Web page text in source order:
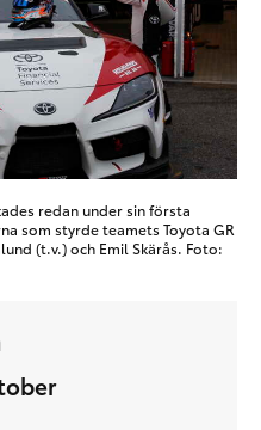
redan under sin första
som styrde teamets Toyota GR
(t.v.) och Emil Skärås. Foto: